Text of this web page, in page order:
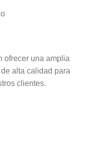
ofrecer una amplia
alta calidad para
clientes.